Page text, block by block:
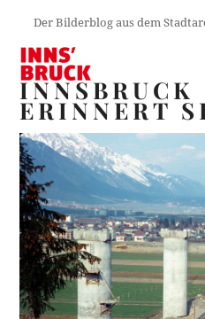
Der Bilderblog aus dem
INNSBRUCK
ERINNERT